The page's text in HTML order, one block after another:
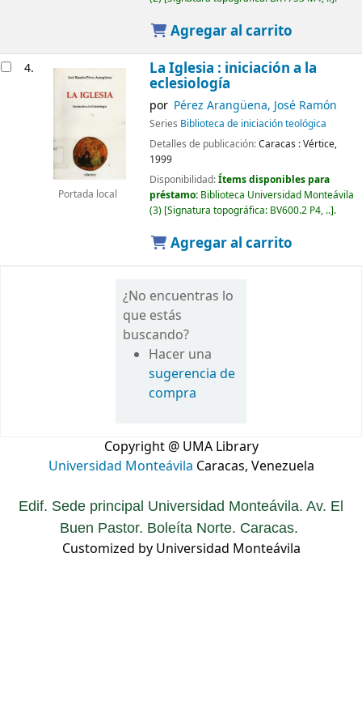
Agregar al carrito
4.
Portada local
La Iglesia : iniciación a la
eclesiología
por Pérez Arangüena, José Ramón
Series Biblioteca de iniciación teológica
Detalles de publicación:Caracas :Vértice,
1999
Disponibilidad:Ítems disponibles para
préstamo: Biblioteca Universidad Monteávila
(3) Signatura topográfica: BV600.2 P4, .. .
Agregar al carrito
¿No encuentras lo
que estás
buscando?
Hacer una
sugerencia de
compra
Copyright @ UMA Library
Universidad Monteávila Caracas, Venezuela
Edif. Sede principal Universidad Monteávila. Av. El
Buen Pastor. Boleíta Norte. Caracas.
Customized by Universidad Monteávila